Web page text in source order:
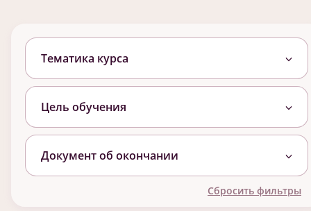
Тематика курса
Цель обучения
Документ об окончании
Сбросить фильтры